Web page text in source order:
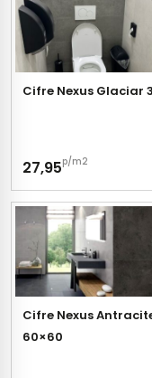
Cifre Nexus Glaciar
27,95p/m2
Cifre Nexus
60×60